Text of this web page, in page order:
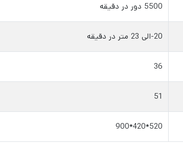
5500 دور در دقیقه
20-الی 23 متر در دقیقه
36
51
520*420*900